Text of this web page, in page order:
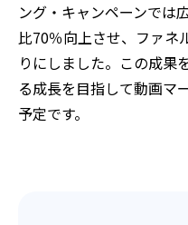
ング・キャンペーンでは
比70％向上させ、ファネ
りにしました。この成果
る成長を目指して動画マ
予定です。